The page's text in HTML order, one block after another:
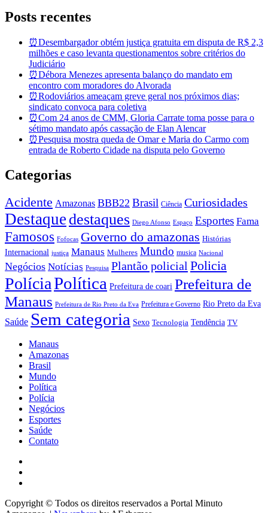
Posts recentes
⏰Desembargador obtém justiça gratuita em disputa de R$ 2,3
milhões e caso levanta questionamentos sobre critérios do
Judiciário
⏰Débora Menezes apresenta balanço do mandato em
encontro com moradores do Alvorada
⏰Rodoviários ameaçam greve geral nos próximos dias;
sindicato convoca para coletiva
⏰Com 24 anos de CMM, Gloria Carrate toma posse para o
sétimo mandato após cassação de Elan Alencar
⏰Pesquisa mostra queda de Omar e Maria do Carmo com
entrada de Roberto Cidade na disputa pelo Governo
Categorias
Acidente Amazonas BBB22 Brasil Ciência Curiosidades
Destaque destaques Diego Afonso Espaço Esportes Fama
Famosos Fofocas Governo do amazonas Histórias
Internacional justiça Manaus Mulheres Mundo musica Nacional
Negócios Notícias Pesquisa Plantão policial Policia
PolíciaPolítica Prefeitura de coari Prefeitura de
Manaus Prefeitura de Rio Preto da Eva Prefeitura e Governo Rio Preto da Eva
Saúde Sem categoria Sexo Tecnologia Tendência TV
Manaus
Amazonas
Brasil
Mundo
Política
Polícia
Negócios
Esportes
Saúde
Contato
Copyright © Todos os direitos reservados a Portal Minuto